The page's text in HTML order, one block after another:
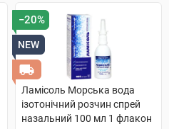
−20%
NEW
Ламісоль Морська вода
ізотонічний розчин спрей
назальний 100 мл 1 флакон